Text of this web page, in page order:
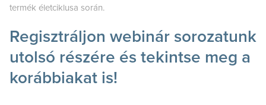
termék életciklusa során.
Regisztráljon webinár sorozatunk
utolsó részére és tekintse meg a
korábbiakat is!